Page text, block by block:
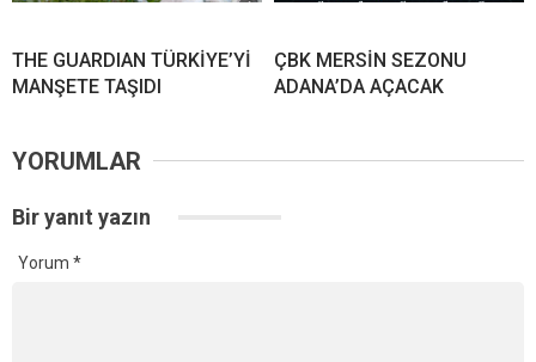
THE GUARDIAN TÜRKİYE’Yİ
MANŞETE TAŞIDI
ÇBK MERSİN SEZONU
ADANA’DA AÇACAK
YORUMLAR
Bir yanıt yazın
Yorum *